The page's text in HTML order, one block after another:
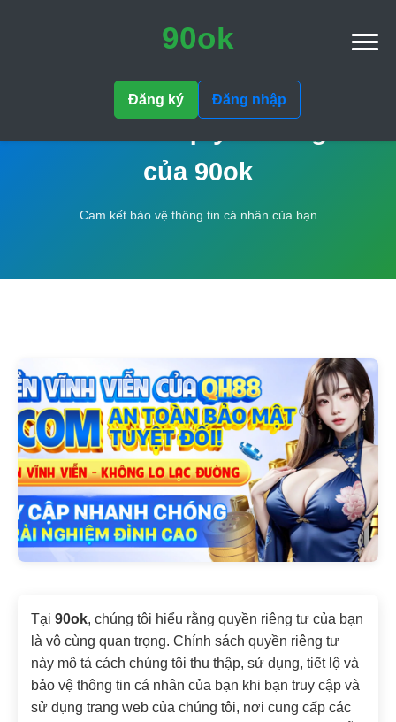
90ok
Đăng ký Đăng nhập
của 90ok
Cam kết bảo vệ thông tin cá nhân của bạn
Tại 90ok, chúng tôi hiểu rằng quyền riêng tư của bạn
là vô cùng quan trọng. Chính sách quyền riêng tư
này mô tả cách chúng tôi thu thập, sử dụng, tiết lộ và
bảo vệ thông tin cá nhân của bạn khi bạn truy cập và
sử dụng trang web của chúng tôi, nơi cung cấp các